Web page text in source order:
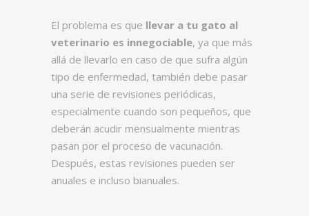
El problema es que llevar a tu gato al
veterinario es innegociable, ya que más
allá de llevarlo en caso de que sufra algún
tipo de enfermedad, también debe pasar
una serie de revisiones periódicas,
especialmente cuando son pequeños, que
deberán acudir mensualmente mientras
pasan por el proceso de vacunación.
Después, estas revisiones pueden ser
anuales e incluso bianuales.